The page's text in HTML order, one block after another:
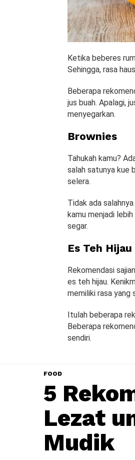
Ketika beberes
Sehingga, rasa
Beberapa
jus buah. Apalagi,
menyegarkan.
Brownies
Tahukah kamu?
salah satunya kue
selera.
Tidak ada
kamu menjadi
segar.
Es Teh Hijau
Rekomendasi
es teh hijau.
memiliki rasa yang
Itulah beberapa
Beberapa
sendiri.
FOOD
5
Lezat
Mudik